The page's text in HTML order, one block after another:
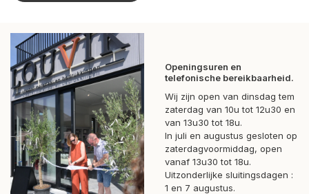
Openingsuren en
telefonische bereikbaarheid.
Wij zijn open van dinsdag tem
zaterdag van 10u tot 12u30 en
van 13u30 tot 18u.
In juli en augustus gesloten op
zaterdagvoormiddag, open
vanaf 13u30 tot 18u.
Uitzonderlijke sluitingsdagen :
1 en 7 augustus.